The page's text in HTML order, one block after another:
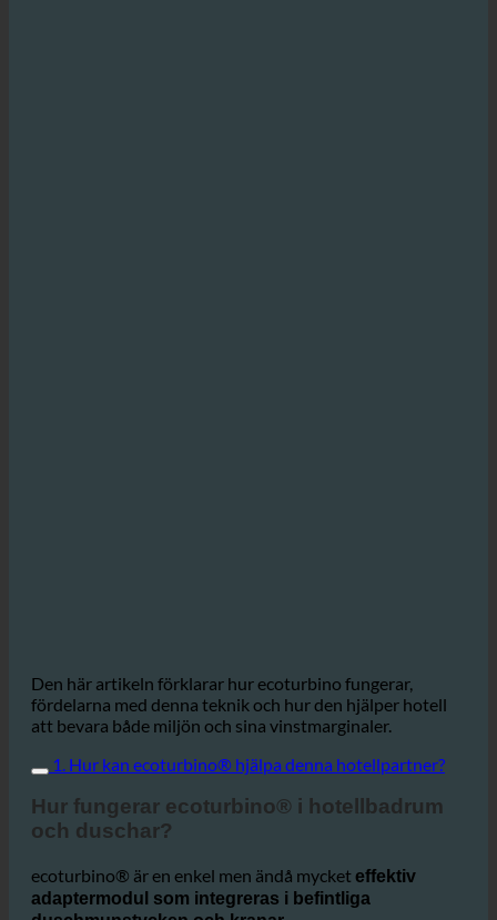
Den här artikeln förklarar hur ecoturbino fungerar,
fördelarna med denna teknik och hur den hjälper hotell
att bevara både miljön och sina vinstmarginaler.
1. Hur kan ecoturbino® hjälpa denna hotellpartner?
och duschar?